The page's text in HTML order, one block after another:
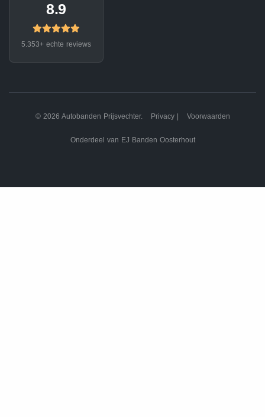
8.9
5.353+ echte reviews
© 2026 Autobanden Prijsvechter. Privacy| Voorwaarden
Onderdeel van EJ Banden Oosterhout